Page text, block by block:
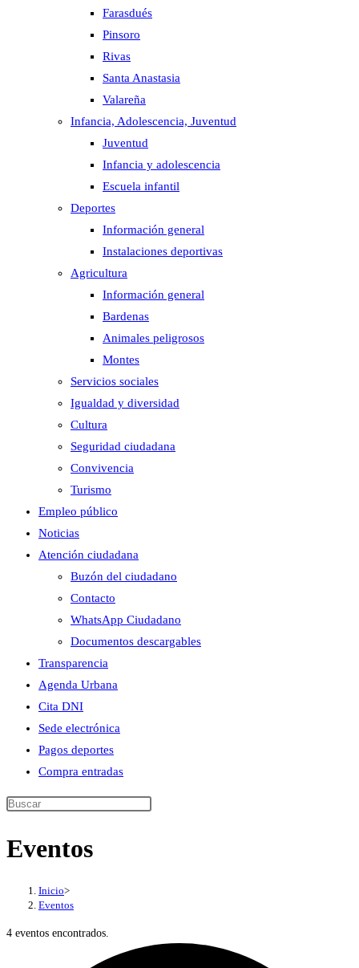
Farasdués
Pinsoro
Rivas
Santa Anastasia
Valareña
Infancia, Adolescencia, Juventud
Juventud
Infancia y adolescencia
Escuela infantil
Deportes
Información general
Instalaciones deportivas
Agricultura
Información general
Bardenas
Animales peligrosos
Montes
Servicios sociales
Igualdad y diversidad
Cultura
Seguridad ciudadana
Convivencia
Turismo
Empleo público
Noticias
Atención ciudadana
Buzón del ciudadano
Contacto
WhatsApp Ciudadano
Documentos descargables
Transparencia
Agenda Urbana
Cita DNI
Sede electrónica
Pagos deportes
Compra entradas
Buscar
esta
Eventos
Inicio>
Eventos
4 eventos encontrados.